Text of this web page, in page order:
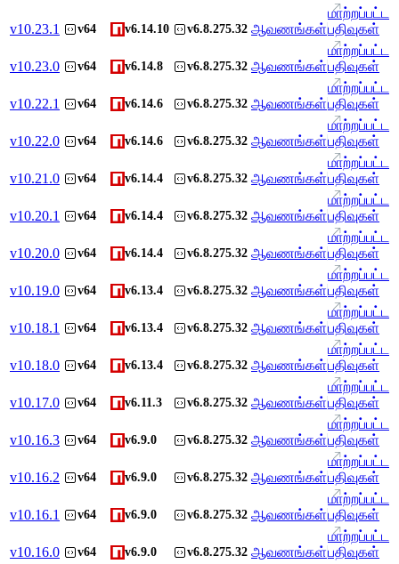
v10.23.1 v64 v6.14.10 v6.8.275.32 ஆவணங்கள்
மாற்றப்பட்ட
பதிவுகள்
v10.23.0 v64 v6.14.8 v6.8.275.32 ஆவணங்கள்
மாற்றப்பட்ட
பதிவுகள்
v10.22.1 v64 v6.14.6 v6.8.275.32 ஆவணங்கள்
மாற்றப்பட்ட
பதிவுகள்
v10.22.0 v64 v6.14.6 v6.8.275.32 ஆவணங்கள்
மாற்றப்பட்ட
பதிவுகள்
v10.21.0 v64 v6.14.4 v6.8.275.32 ஆவணங்கள்
மாற்றப்பட்ட
பதிவுகள்
v10.20.1 v64 v6.14.4 v6.8.275.32 ஆவணங்கள்
மாற்றப்பட்ட
பதிவுகள்
v10.20.0 v64 v6.14.4 v6.8.275.32 ஆவணங்கள்
மாற்றப்பட்ட
பதிவுகள்
v10.19.0 v64 v6.13.4 v6.8.275.32 ஆவணங்கள்
மாற்றப்பட்ட
பதிவுகள்
v10.18.1 v64 v6.13.4 v6.8.275.32 ஆவணங்கள்
மாற்றப்பட்ட
பதிவுகள்
v10.18.0 v64 v6.13.4 v6.8.275.32 ஆவணங்கள்
மாற்றப்பட்ட
பதிவுகள்
v10.17.0 v64 v6.11.3 v6.8.275.32 ஆவணங்கள்
மாற்றப்பட்ட
பதிவுகள்
v10.16.3 v64 v6.9.0 v6.8.275.32 ஆவணங்கள்
மாற்றப்பட்ட
பதிவுகள்
v10.16.2 v64 v6.9.0 v6.8.275.32 ஆவணங்கள்
மாற்றப்பட்ட
பதிவுகள்
v10.16.1 v64 v6.9.0 v6.8.275.32 ஆவணங்கள்
மாற்றப்பட்ட
பதிவுகள்
v10.16.0 v64 v6.9.0 v6.8.275.32 ஆவணங்கள்
மாற்றப்பட்ட
பதிவுகள்